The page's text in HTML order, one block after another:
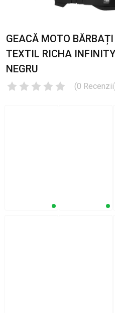
GEACĂ MOTO
TEXTIL RICHA
NEGRU
(0 Recenzii